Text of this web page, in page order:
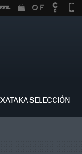
XATAKA SELECCIÓN